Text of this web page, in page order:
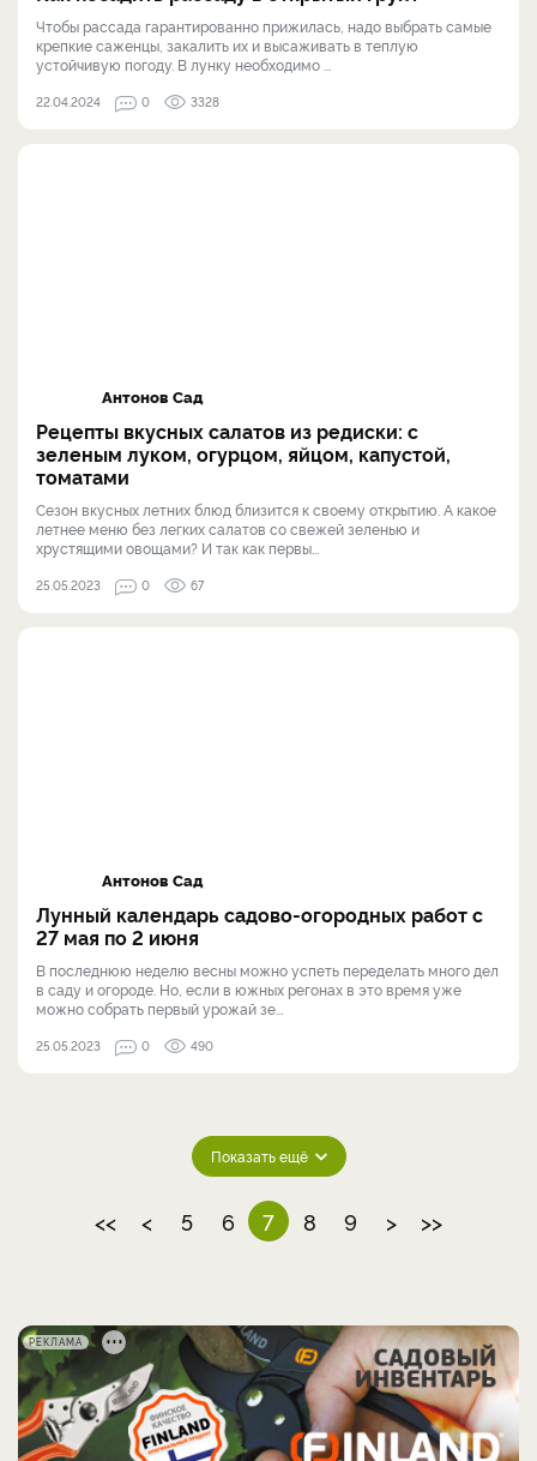
Чтобы рассада гарантированно прижилась, надо выбрать самые
крепкие саженцы, закалить их и высаживать в теплую
устойчивую погоду. В лунку необходимо ...
22.04.2024 0 3328
Антонов Сад
Рецепты вкусных салатов из редиски: с
зеленым луком, огурцом, яйцом, капустой,
томатами
Сезон вкусных летних блюд близится к своему открытию. А какое
летнее меню без легких салатов со свежей зеленью и
хрустящими овощами? И так как первы...
25.05.2023 0 67
Антонов Сад
Лунный календарь садово-огородных работ с
27 мая по 2 июня
В последнюю неделю весны можно успеть переделать много дел
в саду и огороде. Но, если в южных регонах в это время уже
можно собрать первый урожай зе...
25.05.2023 0 490
Показать ещё
<< < 5 6 7 8 9 > >>
РЕКЛАМА